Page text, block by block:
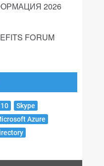
2026
FORUM
Skype
Azure